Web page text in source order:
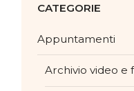
CATEGORIE
Appuntamenti
Archivio video e